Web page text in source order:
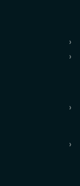
›
›
›
›